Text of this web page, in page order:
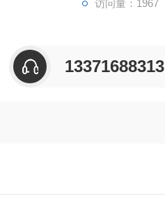
访问量：1967
13371688313